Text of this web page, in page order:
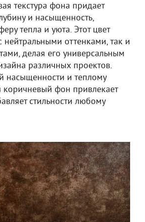
текстура фона придает
и насыщенность,
тепла и уюта. Этот цвет
нейтральными оттенками, так и
делая его универсальным
различных проектов.
насыщенности и теплому
коричневый фон привлекает
стильности любому